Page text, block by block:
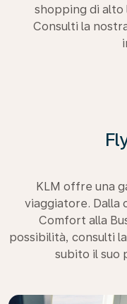
shopping di alto
Consulti la
KLM offre una
viaggiatore. Dalla
Comfort alla
possibilità, consulti
subito il suo